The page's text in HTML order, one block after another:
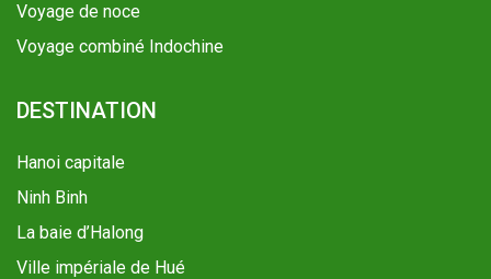
Voyage de noce
Voyage combiné Indochine
DESTINATION
Hanoi capitale
Ninh Binh
La baie d’Halong
Ville impériale de Hué